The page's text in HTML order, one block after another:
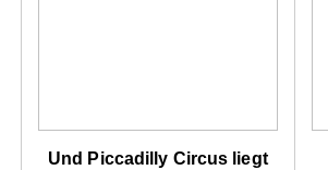
Und Piccadilly Circus liegt